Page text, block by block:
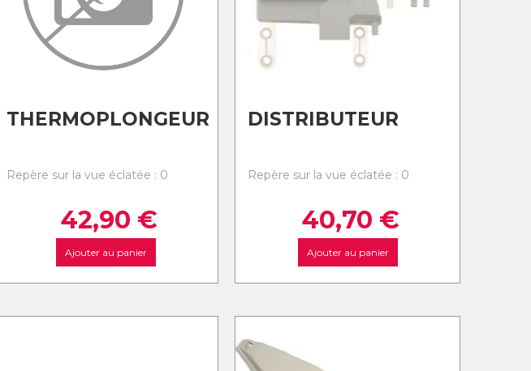
THERMOPLONGEUR
Repère sur la vue éclatée : 0
42,90 €
Ajouter au panier
DISTRIBUTEUR
Repère sur la vue éclatée : 0
40,70 €
Ajouter au panier